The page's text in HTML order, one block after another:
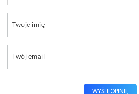
Twoje imię
Twój email
WYŚLIJ OPINIĘ